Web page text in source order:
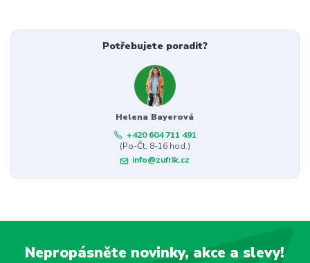
Potřebujete poradit?
Helena Bayerová
+420 604 711 491
(Po-Čt, 8-16 hod.)
info@zufrik.cz
Nepropásněte novinky, akce a slevy!